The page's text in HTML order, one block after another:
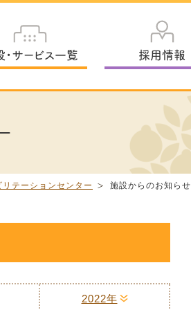
・サービス一覧 採用情報
テーションセンター 施設からのお知らせ
2022年